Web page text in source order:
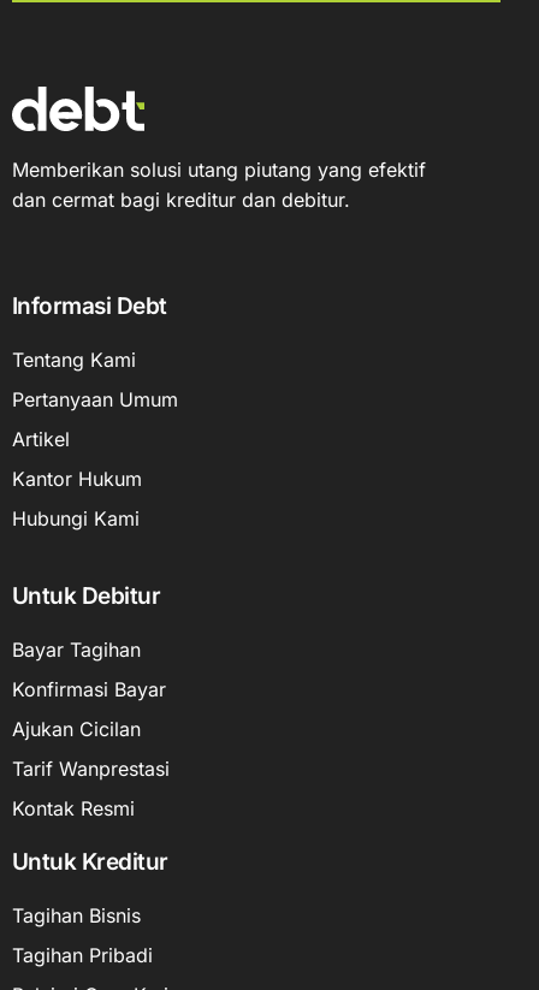
Memberikan solusi utang piutang yang efektif
dan cermat bagi kreditur dan debitur.
Informasi Debt
Tentang Kami
Pertanyaan Umum
Artikel
Kantor Hukum
Hubungi Kami
Untuk Debitur
Bayar Tagihan
Konfirmasi Bayar
Ajukan Cicilan
Tarif Wanprestasi
Kontak Resmi
Untuk Kreditur
Tagihan Bisnis
Tagihan Pribadi